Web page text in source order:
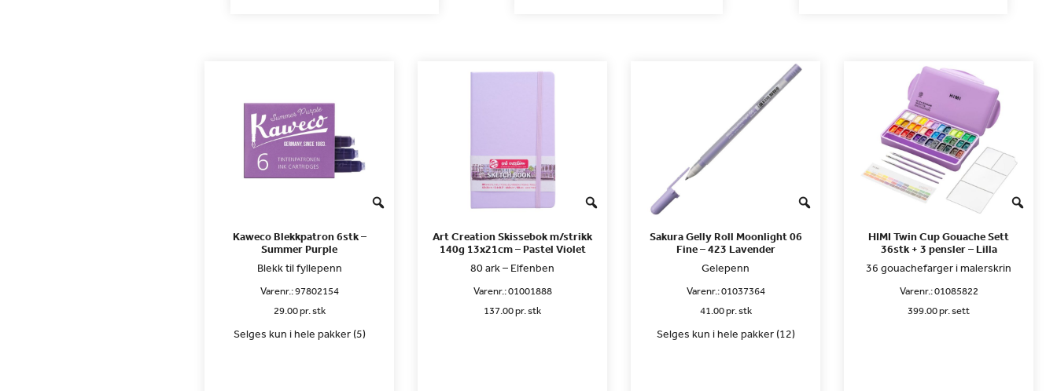
Kaweco Blekkpatron 6stk –
Summer Purple
Blekk til fyllepenn
Varenr.:97802154
29.00 pr. stk
Selges kun i hele pakker (5)
Art Creation Skissebok m/strikk
140g 13x21cm – Pastel Violet
80 ark – Elfenben
Varenr.:01001888
137.00 pr. stk
Sakura Gelly Roll Moonlight 06
Fine – 423 Lavender
Gelepenn
Varenr.:01037364
41.00 pr. stk
Selges kun i hele pakker (12)
HIMI Twin Cup Gouache Sett
36stk + 3 pensler – Lilla
36 gouachefarger i malerskrin
Varenr.:01085822
399.00 pr. sett